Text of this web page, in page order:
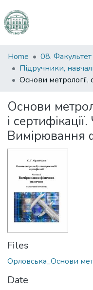
Communities
&
Collections
Statistics
Home
Основи
і
Вимірювання
Files
Орловська_Основи
Date